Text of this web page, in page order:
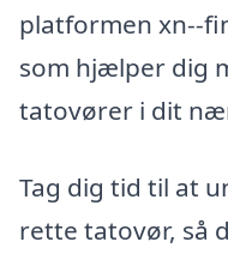
platformen xn--
som hjælper dig
tatovører i dit
Tag dig tid til at
rette tatovør, så